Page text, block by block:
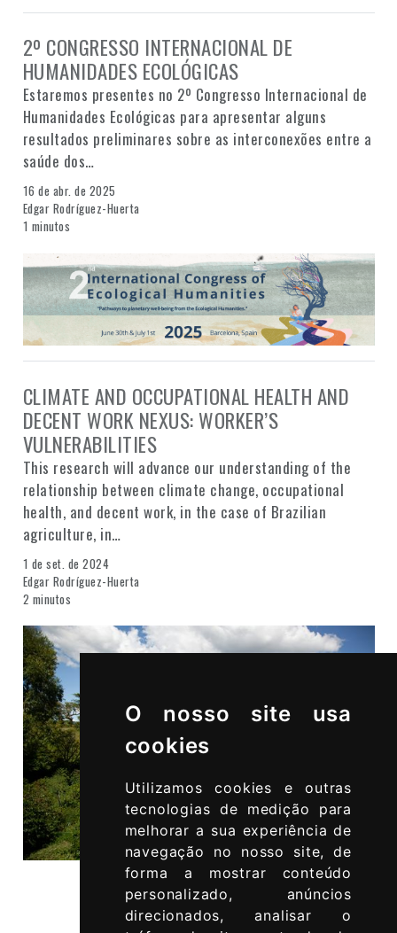
O nosso site usa
cookies
Utilizamos cookies e outras
tecnologias de medição para
melhorar a sua experiência de
navegação no nosso site, de
forma a mostrar conteúdo
personalizado, anúncios
direcionados, analisar o
2º CONGRESSO INTERNACIONAL DE
HUMANIDADES ECOLÓGICAS
Estaremos presentes no 2º Congresso Internacional de
Humanidades Ecológicas para apresentar alguns
resultados preliminares sobre as interconexões entre a
saúde dos…
16 de abr. de 2025
Edgar Rodríguez-Huerta
1 minutos
CLIMATE AND OCCUPATIONAL HEALTH AND
DECENT WORK NEXUS: WORKER’S
VULNERABILITIES
This research will advance our understanding of the
relationship between climate change, occupational
health, and decent work, in the case of Brazilian
agriculture, in…
1 de set. de 2024
Edgar Rodríguez-Huerta
2 minutos